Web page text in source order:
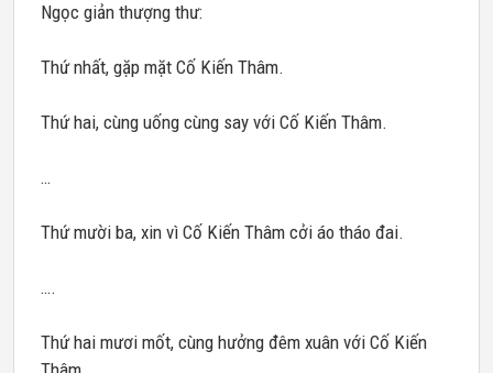
Ngọc giản thượng thư:
Thứ nhất, gặp mặt Cố Kiến Thâm.
Thứ hai, cùng uống cùng say với Cố Kiến Thâm.
…
Thứ mười ba, xin vì Cố Kiến Thâm cởi áo tháo đai.
….
Thứ hai mươi mốt, cùng hưởng đêm xuân với Cố Kiến